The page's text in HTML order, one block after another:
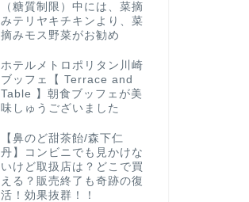
（糖質制限）中には、菜摘
みテリヤキチキンより、菜
摘みモス野菜がお勧め
ホテルメトロポリタン川崎
ブッフェ【 Terrace and
Table 】朝食ブッフェが美
味しゅうございました
【鼻のど甜茶飴/森下仁
丹】コンビニでも見かけな
いけど取扱店は？どこで買
える？販売終了も奇跡の復
活！効果抜群！！